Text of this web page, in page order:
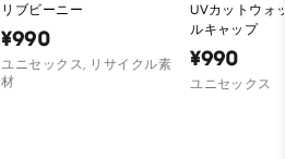
リブビーニー
¥990
ユニセックス, リサイクル素
材
UVカットウォ
ルキャップ
¥990
ユニセックス